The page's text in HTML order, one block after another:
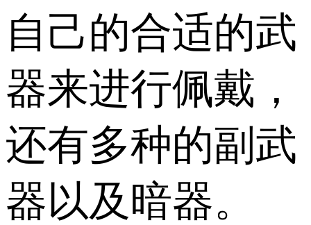
自己的合适的武
器来进行佩戴，
还有多种的副武
器以及暗器。